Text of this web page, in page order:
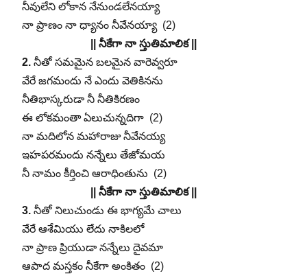
నీవులేని లోకాన నేనుండలేనయ్యా
నా ప్రాణం నా ధ్యానం నీవేనయ్యా (2)
|| నీకేగా నా స్తుతిమాలిక ||
2. నీతో సమమైన బలమైన వారెవ్వరూ
వేరే జగమందు నే ఎందు వెతికినను
నీతిభాస్కరుడా నీ నీతికిరణం
ఈ లోకమంతా ఏలుచున్నదిగా (2)
నా మదిలోన మహారాజు నీవేనయ్య
ఇహపరమందు నన్నేలు తేజోమయ
నీ నామం కీర్తించి ఆరాధింతును (2)
|| నీకేగా నా స్తుతిమాలిక ||
3. నీతో నిలుచుండు ఈ భాగ్యమే చాలు
వేరే ఆశేమియు లేదు నాకిలలో
నా ప్రాణ ప్రియుడా నన్నేలు దైవమా
ఆపాద మస్తకం నీకేగా అంకితం (2)